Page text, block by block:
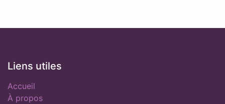
Liens utiles
Accueil
À propos